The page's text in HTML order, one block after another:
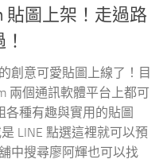
貼圖上架！走過路
創意可愛貼圖上線了！目
兩個通訊軟體平台上都可
各種有趣與實用的貼圖
LINE 點選這裡就可以預
中搜尋廖阿輝也可以找